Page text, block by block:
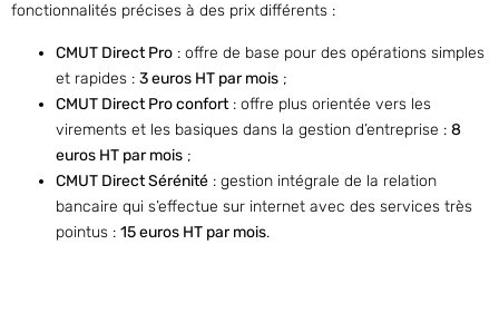
fonctionnalités précises à des prix différents :
CMUT Direct Pro : offre de base pour des opérations simples
et rapides : 3 euros HT par mois ;
CMUT Direct Pro confort: offre plus orientée vers les
virements et les basiques dans la gestion d’entreprise : 8
euros HT par mois ;
CMUT Direct Sérénité : gestion intégrale de la relation
bancaire qui s’effectue sur internet avec des services très
pointus : 15 euros HT par mois.